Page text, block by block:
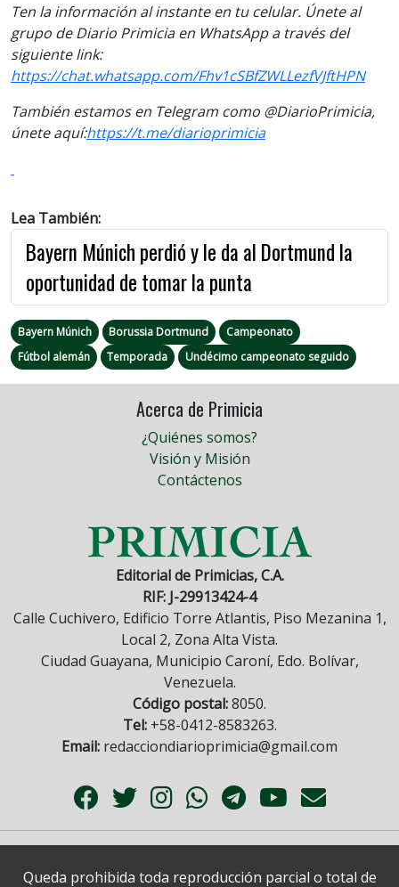
Ten la información al instante en tu celular. Únete al
grupo de Diario Primicia en WhatsApp a través del
siguiente link:
https://chat.whatsapp.com/Fhv1cSBfZWLLezfVJftHPN
También estamos en Telegram como @DiarioPrimicia,
únete aquí:https://t.me/diarioprimicia
Lea También:
Bayern Múnich perdió y le da al Dortmund la
oportunidad de tomar la punta
Bayern Múnich Borussia Dortmund
Campeonato
Fútbol alemán
Temporada Undécimo campeonato seguido
Acerca de Primicia
¿Quiénes somos?
Visión y Misión
Contáctenos
Editorial de Primicias, C.A.
RIF: J-29913424-4
Calle Cuchivero, Edificio Torre Atlantis, Piso Mezanina 1,
Local 2, Zona Alta Vista.
Ciudad Guayana, Municipio Caroní, Edo. Bolívar,
Venezuela.
Código postal:8050.
Tel:+58-0412-8583263.
Email: redacciondiarioprimicia@gmail.com
Queda prohibida toda reproducción parcial o total de